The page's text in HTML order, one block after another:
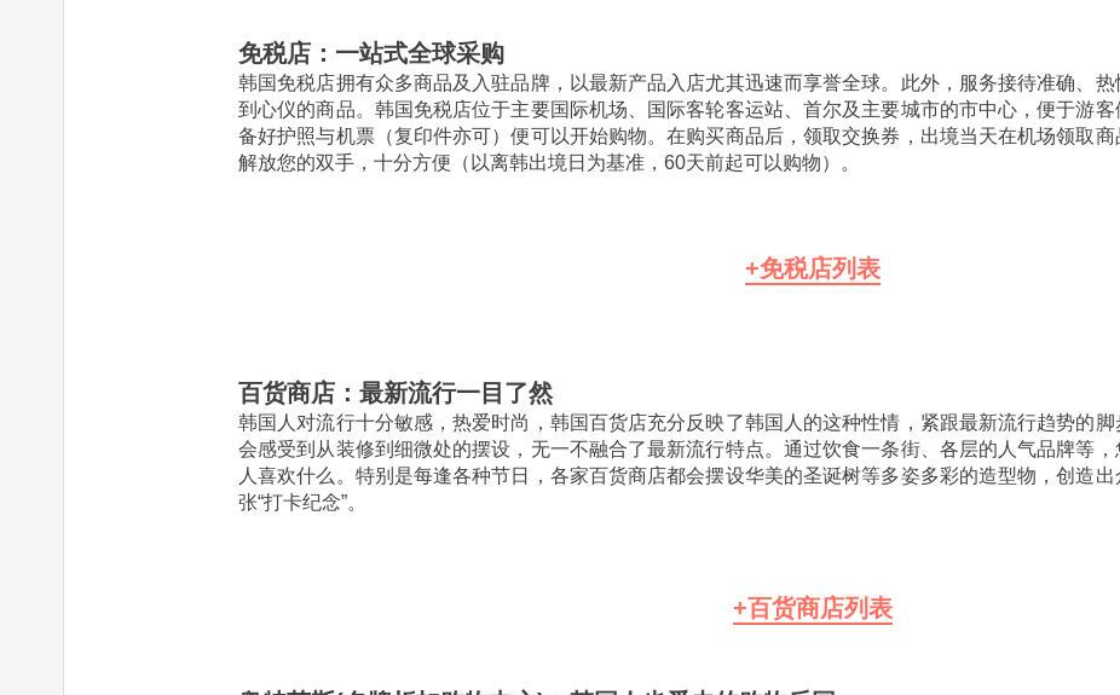
免税店：一站式全球采购
韩国免税店拥有众多商品及入驻品牌，以最新产品入店尤其迅速而享誉全球。此外，服务接待准确、
到心仪的商品。韩国免税店位于主要国际机场、国际客轮客运站、首尔及主要城市的市中心，便于游
备好护照与机票（复印件亦可）便可以开始购物。在购买商品后，领取交换券，出境当天在机场领取
解放您的双手，十分方便（以离韩出境日为基准，60天前起可以购物）。
+免税店列表
百货商店：最新流行一目了然
韩国人对流行十分敏感，热爱时尚，韩国百货店充分反映了韩国人的这种性情，紧跟最新流行趋势的
会感受到从装修到细微处的摆设，无一不融合了最新流行特点。通过饮食一条街、各层的人气品牌等
人喜欢什么。特别是每逢各种节日，各家百货商店都会摆设华美的圣诞树等多姿多彩的造型物，创造
张“打卡纪念”。
+百货商店列表